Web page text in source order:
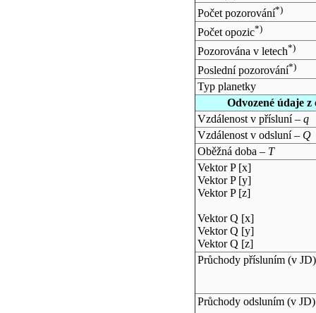
Počet pozorování*)
Počet opozic*)
Pozorována v letech*)
Poslední pozorování*)
Typ planetky
Odvozené údaje
Vzdálenost v přísluní – q
Vzdálenost v odsluní – Q
Oběžná doba – T
Vektor P [x]
Vektor P [y]
Vektor P [z]
Vektor Q [x]
Vektor Q [y]
Vektor Q [z]
Průchody přísluním (v JD)
Průchody odsluním (v JD)